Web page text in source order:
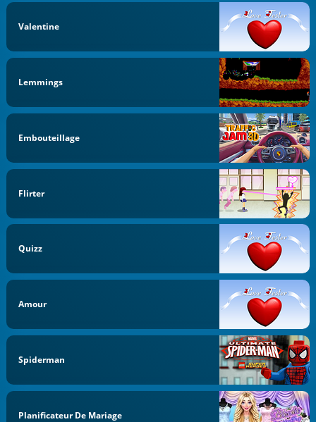
Valentine
Lemmings
Embouteillage
Flirter
Quizz
Amour
Spiderman
Planificateur De Mariage